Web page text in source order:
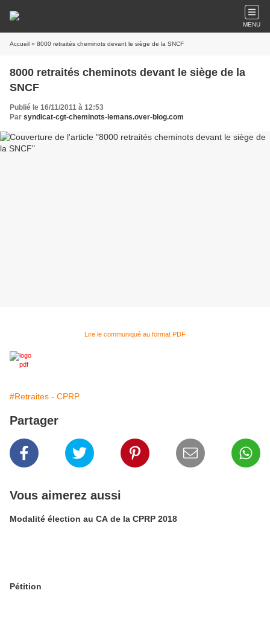
MENU
Accueil » 8000 retraités cheminots devant le siège de la SNCF
8000 retraités cheminots devant le siège de la
SNCF
Publié le 16/11/2011 à 12:53
Par syndicat-cgt-cheminots-lemans.over-blog.com
Lire le communiqué au format PDF
#Retraites - CPRP
Partager
Vous aimerez aussi
Modalité élection au CA de la CPRP 2018
Pétition